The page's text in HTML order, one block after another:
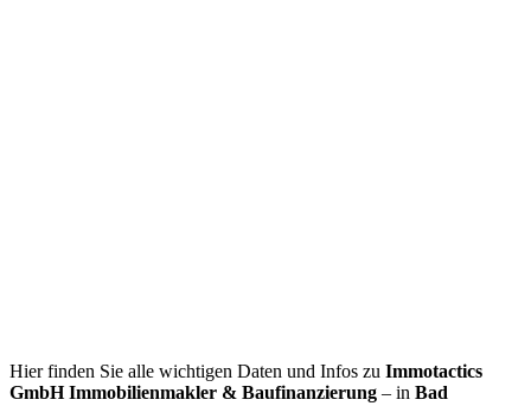
Hier finden Sie alle wichtigen Daten und Infos zu Immotactics
GmbH Immobilienmakler & Baufinanzierung – in Bad